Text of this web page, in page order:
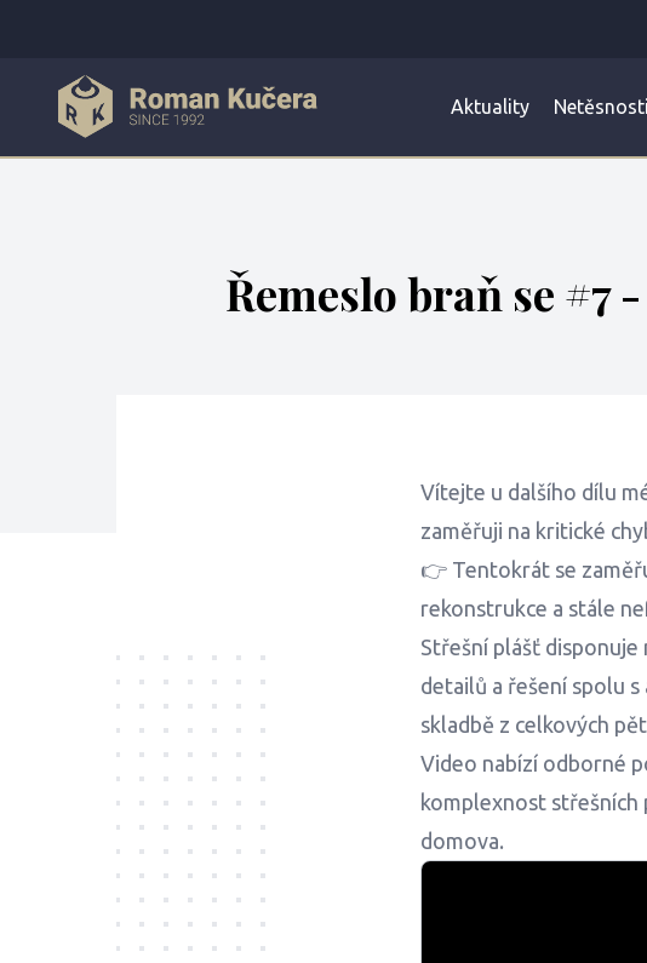
Aktuality
Řemeslo braň se
Vítejte u dalšího dílu
zaměřuji na kritické
👉 Tentokrát se
rekonstrukce a stále
Střešní plášť
detailů a řešení spolu
skladbě z celkových
Video nabízí odborné
komplexnost střešních
domova.